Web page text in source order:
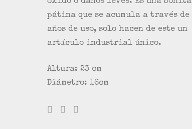
pátina que se acumula a través de
años de uso, solo hacen de este un
artículo industrial único.
Altura: 23 cm
Diámetro: 16cm